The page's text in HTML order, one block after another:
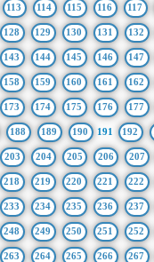
113 114 115 116 117
128 129 130 131 132
143 144 145 146 147
158 159 160 161 162
173 174 175 176 177
188 189 190 191 192
203 204 205 206 207
218 219 220 221 222
233 234 235 236 237
248 249 250 251 252
263 264 265 266 267